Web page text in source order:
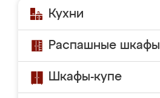
Кухни
Распашные шкафы
Шкафы-купе